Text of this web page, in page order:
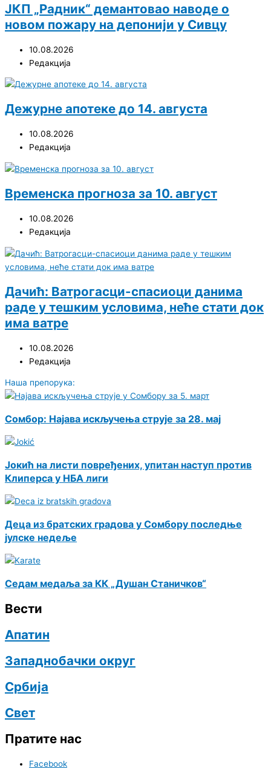
ЈКП „Радник“ демантовао наводе о
новом пожару на депонији у Сивцу
10.08.2026
Редакција
Дежурне апотеке до 14. августа
10.08.2026
Редакција
Временска прогноза за 10. август
10.08.2026
Редакција
Дачић: Ватрoгасци-спасиоци данима
раде у тешким условима, неће стати док
има ватре
10.08.2026
Редакција
Наша препорука:
Сомбор: Најава искључења струје за 28. мај
Јокић на листи повређених, упитан наступ против
Клиперса у НБА лиги
Деца из братских градова у Сомбору последње
јулске недеље
Седам медаља за КК „Душан Станичков“
Вести
Апатин
Западнобачки округ
Србија
Свет
Пратите нас
Facebook